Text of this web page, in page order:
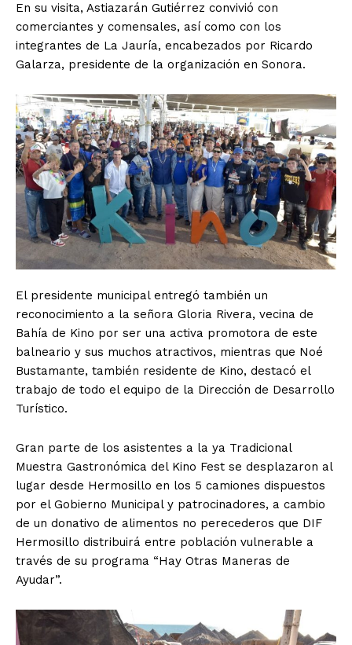
En su visita, Astiazarán Gutiérrez convivió con
comerciantes y comensales, así como con los
integrantes de La Jauría, encabezados por Ricardo
Galarza, presidente de la organización en Sonora.
El presidente municipal entregó también un
reconocimiento a la señora Gloria Rivera, vecina de
Bahía de Kino por ser una activa promotora de este
balneario y sus muchos atractivos, mientras que Noé
Bustamante, también residente de Kino, destacó el
trabajo de todo el equipo de la Dirección de Desarrollo
Turístico.
Gran parte de los asistentes a la ya Tradicional
Muestra Gastronómica del Kino Fest se desplazaron al
lugar desde Hermosillo en los 5 camiones dispuestos
por el Gobierno Municipal y patrocinadores, a cambio
de un donativo de alimentos no perecederos que DIF
Hermosillo distribuirá entre población vulnerable a
través de su programa “Hay Otras Maneras de
Ayudar”.